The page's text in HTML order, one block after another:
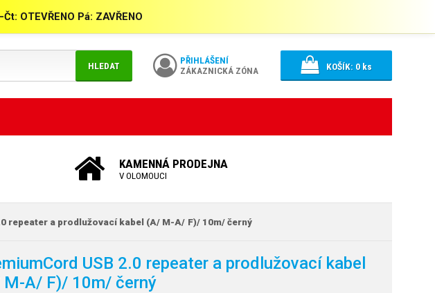
OTEVŘENO Pá: ZAVŘENO
HLEDAT
PŘIHLÁŠENÍ
ZÁKAZNICKÁ ZÓNA
KOŠÍK: 0ks
KAMENNÁ PRODEJNA
V OLOMOUCI
repeater a prodlužovací kabel (A/ M-A/ F)/ 10m/ černý
USB 2.0 repeater a prodlužovací kabel
M-A/ F)/ 10m/ černý